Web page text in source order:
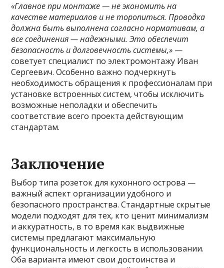
«Главное при монтаже — не экономить на
качестве материалов и не торопиться. Проводка
должна быть выполнена согласно нормативам, а
все соединения — надежными. Это обеспечит
безопасность и долговечность системы,» —
советует специалист по электромонтажу Иван
Сергеевич. Особенно важно подчеркнуть
необходимость обращения к профессионалам при
установке встроенных систем, чтобы исключить
возможные неполадки и обеспечить
соответствие всего проекта действующим
стандартам.
Заключение
Выбор типа розеток для кухонного острова —
важный аспект организации удобного и
безопасного пространства. Стандартные скрытые
модели подходят для тех, кто ценит минимализм
и аккуратность, в то время как выдвижные
системы предлагают максимальную
функциональность и легкость в использовании.
Оба варианта имеют свои достоинства и